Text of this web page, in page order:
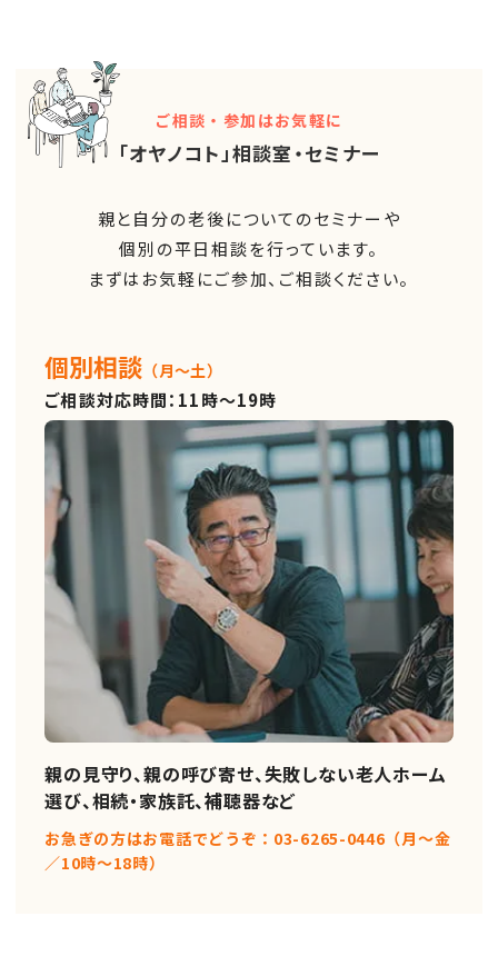
ご相談・参加はお気軽に
「オヤノコト」相談室・セミナー
親と自分の老後についてのセミナーや
個別の平日相談を行っています。
まずはお気軽にご参加、ご相談ください。
個別相談 （月～土）
ご相談対応時間：11時～19時
親の見守り、親の呼び寄せ、失敗しない老人ホーム
選び、相続・家族託、補聴器など
お急ぎの方はお電話でどうぞ：03-6265-0446（月〜金
／10時〜18時）